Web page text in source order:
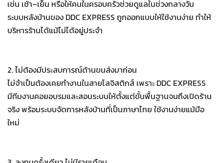
เช่น เช้า–เย็น หรือให้คนในครอบครัวช่วยดูแลในช่วงกลางวัน
ระบบหลังบ้านของ DDC EXPRESS ถูกออกแบบให้ใช้งานง่าย ทำให้
บริหารร้านได้แม้ไม่ได้อยู่ประจำ
2. ไม่ต้องมีประสบการณ์ด้านขนส่งมาก่อน
ไม่จำเป็นต้องเคยทำงานในสายโลจิสติกส์ เพราะ DDC EXPRESS
มีทีมงานคอยอบรมและสอนระบบให้ตั้งแต่ขั้นพื้นฐานจนถึงเปิดร้าน
จริง พร้อมระบบจัดการหลังบ้านที่เป็นภาษาไทย ใช้งานง่ายแม้มือ
ใหม่